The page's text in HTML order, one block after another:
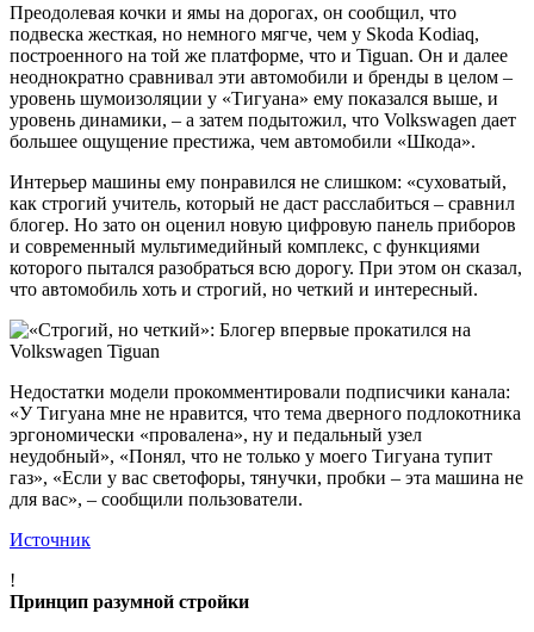
Преодолевая кочки и ямы на дорогах, он сообщил, что
подвеска жесткая, но немного мягче, чем у Skoda Kodiaq,
построенного на той же платформе, что и Tiguan. Он и далее
неоднократно сравнивал эти автомобили и бренды в целом –
уровень шумоизоляции у «Тигуана» ему показался выше, и
уровень динамики, – а затем подытожил, что Volkswagen дает
большее ощущение престижа, чем автомобили «Шкода».
Интерьер машины ему понравился не слишком: «суховатый,
как строгий учитель, который не даст расслабиться – сравнил
блогер. Но зато он оценил новую цифровую панель приборов
и современный мультимедийный комплекс, с функциями
которого пытался разобраться всю дорогу. При этом он сказал,
что автомобиль хоть и строгий, но четкий и интересный.
Недостатки модели прокомментировали подписчики канала:
«У Тигуана мне не нравится, что тема дверного подлокотника
эргономически «провалена», ну и педальный узел
неудобный», «Понял, что не только у моего Тигуана тупит
газ», «Если у вас светофоры, тянучки, пробки – эта машина не
для вас», – сообщили пользователи.
Источник
!
Принцип разумной стройки